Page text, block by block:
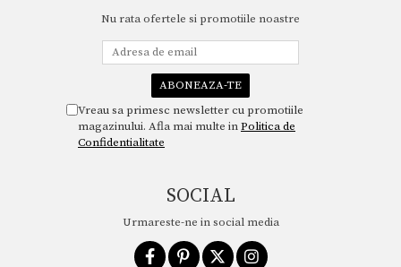
Nu rata ofertele si promotiile noastre
Vreau sa primesc newsletter cu promotiile
magazinului. Afla mai multe inPolitica de
Confidentialitate
SOCIAL
Urmareste-ne in social media